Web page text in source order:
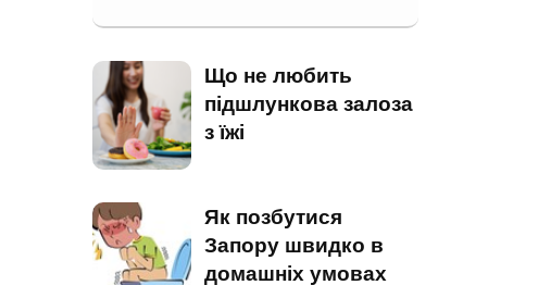
Що не любить
підшлункова залоза
з їжі
Як позбутися
Запору швидко в
домашніх умовах